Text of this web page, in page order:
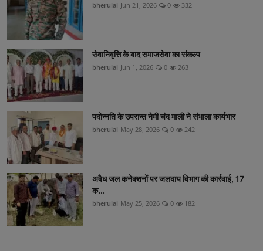
bherulal Jun 21, 2026 0 332
सेवानिवृत्ति के बाद समाजसेवा का संकल्प
bherulal Jun 1, 2026 0 263
पदोन्नति के उपरान्त नेमी चंद माली ने संभाला कार्यभार
bherulal May 28, 2026 0 242
अवैध जल कनेक्शनों पर जलदाय विभाग की कार्रवाई, 17
क...
bherulal May 25, 2026 0 182